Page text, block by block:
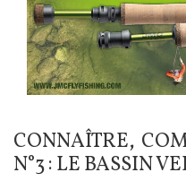
CONNAÎTRE,
N°3 : LE BASSIN